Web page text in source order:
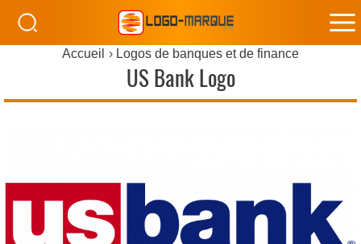
Accueil Logos de banques et de finance
US Bank Logo